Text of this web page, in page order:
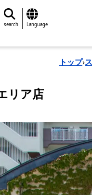
search Language
トップ›
リア店